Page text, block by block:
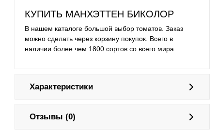
КУПИТЬ МАНХЭТТЕН БИКОЛОР
В нашем каталоге большой выбор томатов. Заказ
можно сделать через корзину покупок. Всего в
наличии более чем 1800 сортов со всего мира.
Характеристики
Отзывы (0)